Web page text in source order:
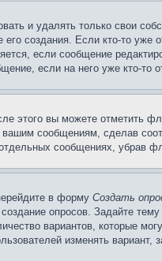
и удалять только свои
создания. Если кто-то
если сообщение
если на него уже кто-то
этого вы можете отметить
сообщениям, сделав
сообщениях, убрав
в форму Создать
опросов. Задайте
вариантов, которые
изменять вариант,